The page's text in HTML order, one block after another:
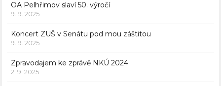
OA Pelhřimov slaví 50. výročí
9. 9. 2025
Koncert ZUŠ v Senátu pod mou záštitou
9. 9. 2025
Zpravodajem ke zprávě NKÚ 2024
2. 9. 2025